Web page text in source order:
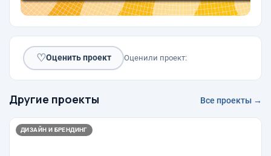
♡Оценить проект Оценили проект:
Другие проекты Все проекты →
ДИЗАЙН И БРЕНДИНГ